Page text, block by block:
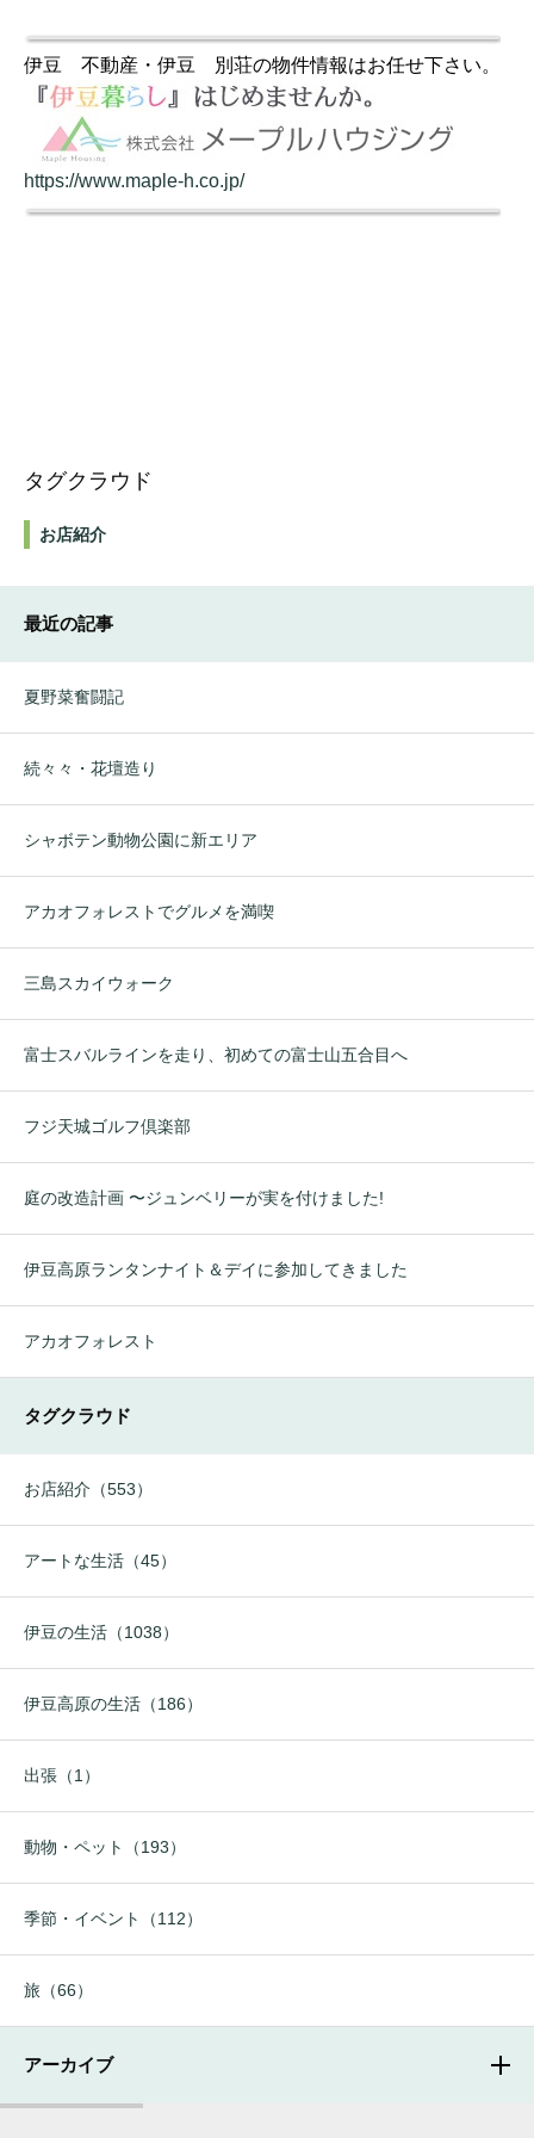
伊豆 不動産・伊豆 別荘の物件情報はお任せ下さい。
https://www.maple-h.co.jp/
タグクラウド
お店紹介
最近の記事
夏野菜奮闘記
続々々・花壇造り
シャボテン動物公園に新エリア
アカオフォレストでグルメを満喫
三島スカイウォーク
富士スバルラインを走り、初めての富士山五合目へ
フジ天城ゴルフ倶楽部
庭の改造計画 〜ジュンベリーが実を付けました!
伊豆高原ランタンナイト＆デイに参加してきました
アカオフォレスト
タグクラウド
お店紹介（553）
アートな生活（45）
伊豆の生活（1038）
伊豆高原の生活（186）
出張（1）
動物・ペット（193）
季節・イベント（112）
旅（66）
アーカイブ